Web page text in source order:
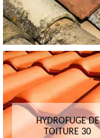
HYDROFUGE DE
TOITURE 30